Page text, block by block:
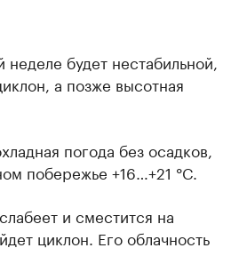
будет нестабильной,
а позже высотная
погода без осадков,
побережье +16…+21 °C.
и сместится на
циклон. Его облачность